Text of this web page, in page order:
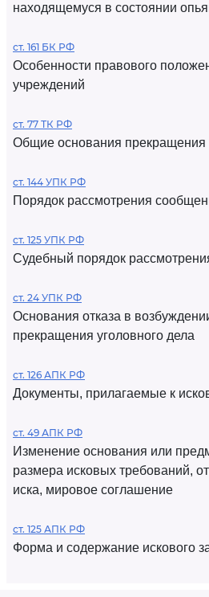
находящемуся в состоянии
ст. 161 БК РФ
Особенности правового
учреждений
ст. 77 ТК РФ
Общие основания прекращения
ст. 144 УПК РФ
Порядок рассмотрения
ст. 125 УПК РФ
Судебный порядок
ст. 24 УПК РФ
Основания отказа в
прекращения уголовного дела
ст. 126 АПК РФ
Документы, прилагаемые к
ст. 49 АПК РФ
Изменение основания или
размера исковых требований,
иска, мировое соглашение
ст. 125 АПК РФ
Форма и содержание искового